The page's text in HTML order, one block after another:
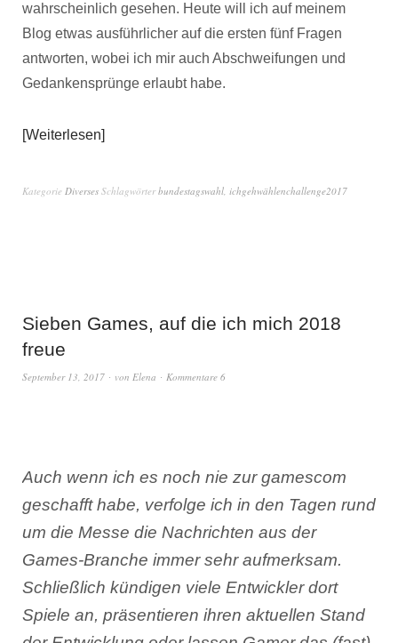
wahrscheinlich gesehen. Heute will ich auf meinem
Blog etwas ausführlicher auf die ersten fünf Fragen
antworten, wobei ich mir auch Abschweifungen und
Gedankensprünge erlaubt habe.
Weiterlesen
Kategorie Diverses Schlagwörterbundestagswahl, ichgehwählenchallenge2017
Sieben Games, auf die ich mich 2018
freue
September 13, 2017 von Elena Kommentare 6
Auch wenn ich es noch nie zur gamescom
geschafft habe, verfolge ich in den Tagen rund
um die Messe die Nachrichten aus der
Games-Branche immer sehr aufmerksam.
Schließlich kündigen viele Entwickler dort
Spiele an, präsentieren ihren aktuellen Stand